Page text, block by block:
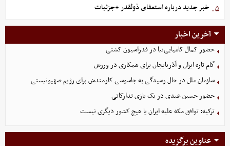
۵. خبر جدید درباره استعفای ذولقدر +جزئیات
آخرین اخبار
حضور کمال کامیابی‌نیا در فدراسیون کشتی
گام تازه ایران و آذربایجان برای همکاری در ورزش
سازمان ملل در حال رسیدگی به جاسوسی کارمندش برای رژیم صهیونیستی
حضور حسین عبدی در یک بازی تدارکاتی
ترکیه: توافق مکه علیه ایران یا هیچ کشور دیگری نیست
عناوین برگزیده